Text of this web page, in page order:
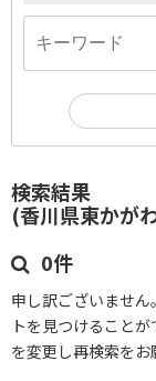
検索結果
(香川県東かが
0件
申し訳ございませ
トを見つけること
を変更し再検索をお